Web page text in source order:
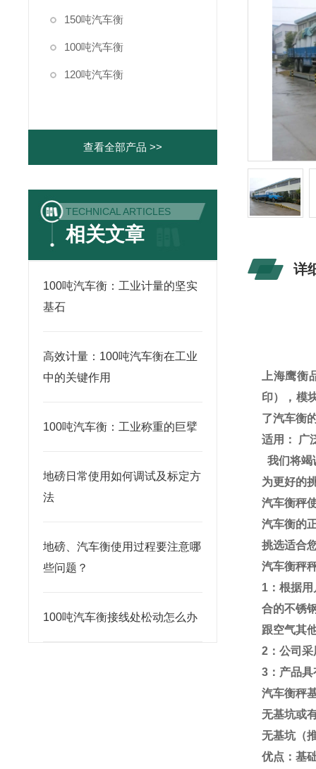
150吨汽车衡
100吨汽车衡
120吨汽车衡
查看全部产品 >>
TECHNICAL ARTICLES
相关文章
100吨汽车衡：工业计量的坚实
基石
高效计量：100吨汽车衡在工业
中的关键作用
100吨汽车衡：工业称重的巨擘
地磅日常使用如何调试及标定方
法
地磅、汽车衡使用过程要注意哪
些问题？
100吨汽车衡接线处松动怎么办
详
上海鹰衡
印），模
了汽车衡
适用：
广
我们将竭
为更好的
汽车衡秤
汽车衡的
挑选适合
汽车衡秤
1 ：根据
合的不锈
跟空气其
2 ：公司
3 ：产品
汽车衡秤
无基坑或
无基坑（
优点：基